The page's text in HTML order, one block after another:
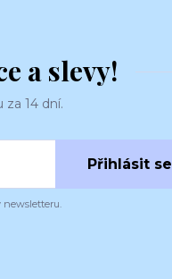
a slevy!
14 dní.
Přihlásit se